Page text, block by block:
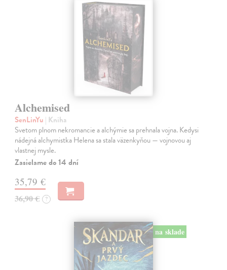
Alchemised
SenLinYu | Kniha
Svetom plnom nekromancie a alchýmie sa prehnala vojna. Kedysi
nádejná alchymistka Helena sa stala väzenkyňou — vojnovou aj
vlastnej mysle.
Zasielame do 14 dní
35,79 €
36,90 € ?
na sklade